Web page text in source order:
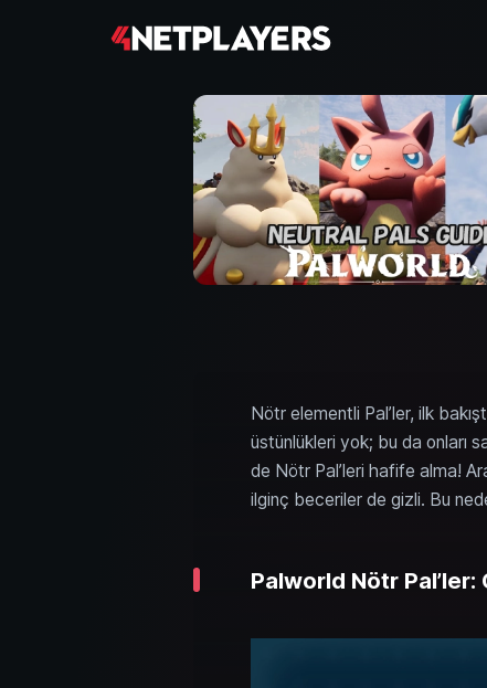
Nötr elementli Pal’ler, ilk
üstünlükleri yok; bu da onları
de Nötr Pal’leri hafife alma!
ilginç beceriler de gizli. Bu
Palworld Nötr Pal’ler: